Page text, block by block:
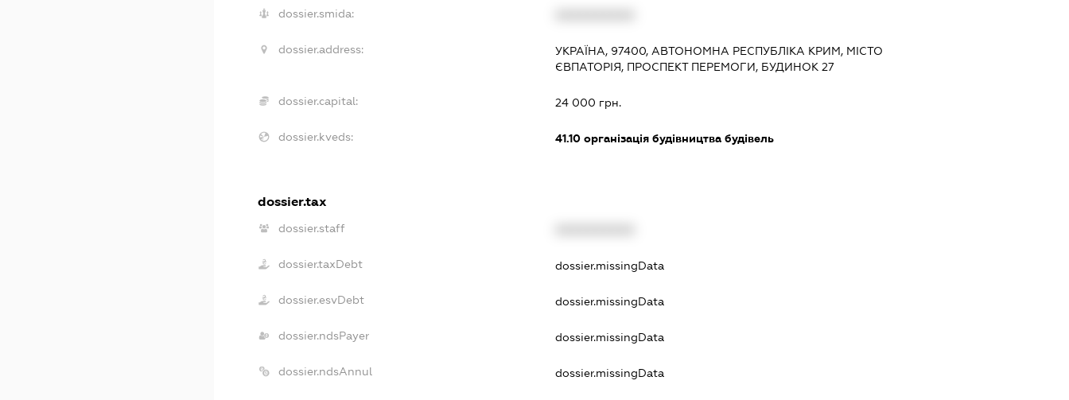
dossier.smida:
dossier.address:
УКРАЇНА, 97400, АВТОНОМНА РЕСПУБЛІКА КРИМ, МІСТО
ЄВПАТОРІЯ, ПРОСПЕКТ ПЕРЕМОГИ, БУДИНОК 27
dossier.capital: 24 000 грн.
dossier.kveds: 41.10організація будівництва будівель
dossier.tax
dossier.staff
dossier.taxDebt dossier.missingData
dossier.esvDebt dossier.missingData
dossier.ndsPayer dossier.missingData
dossier.ndsAnnul dossier.missingData